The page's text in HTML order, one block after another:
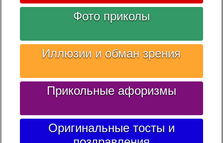
Фото приколы
Иллюзии и обман зрения
Прикольные афоризмы
Оригинальные тосты и